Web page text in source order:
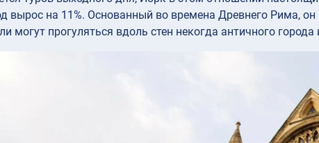
вырос на 11%. Основанный во времена Древнего Рима,
могут прогуляться вдоль стен некогда античного